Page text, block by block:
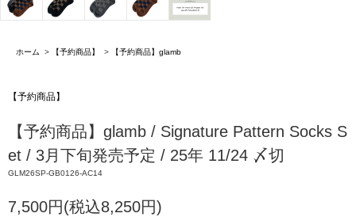
ホーム > 【予約商品】 > 【予約商品】glamb
【予約商品】
【予約商品】glamb / Signature Pattern Socks S
et / 3月下旬発売予定 / 25年 11/24 〆切
GLM26SP-GB0126-AC14
7,500円(税込8,250円)